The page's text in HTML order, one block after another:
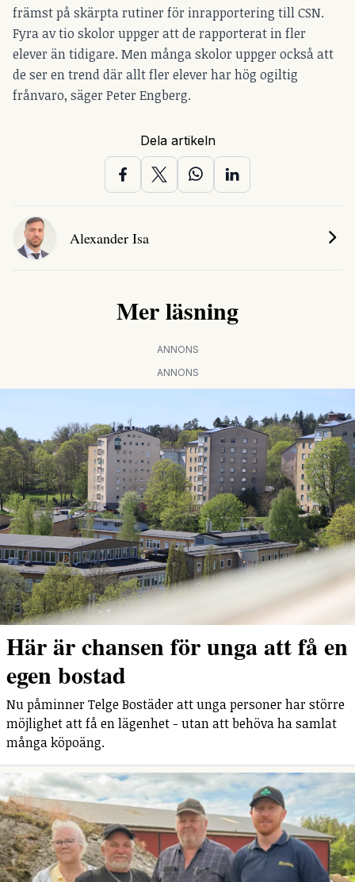
främst på skärpta rutiner för inrapportering till CSN.
Fyra av tio skolor uppger att de rapporterat in fler
elever än tidigare. Men många skolor uppger också att
de ser en trend där allt fler elever har hög ogiltig
frånvaro, säger Peter Engberg.
Dela artikeln
Alexander Isa
Mer läsning
ANNONS
ANNONS
Här är chansen för unga att få en
egen bostad
Nu påminner Telge Bostäder att unga personer har större
möjlighet att få en lägenhet - utan att behöva ha samlat
många köpoäng.